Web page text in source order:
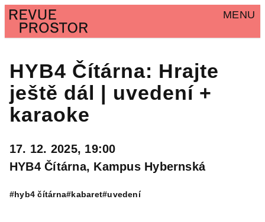
MENU
HYB4 Čítárna: Hrajte
ještě dál | uvedení +
karaoke
17. 12. 2025, 19:00
HYB4 Čítárna, Kampus Hybernská
#hyb4 čítárna#kabaret#uvedení